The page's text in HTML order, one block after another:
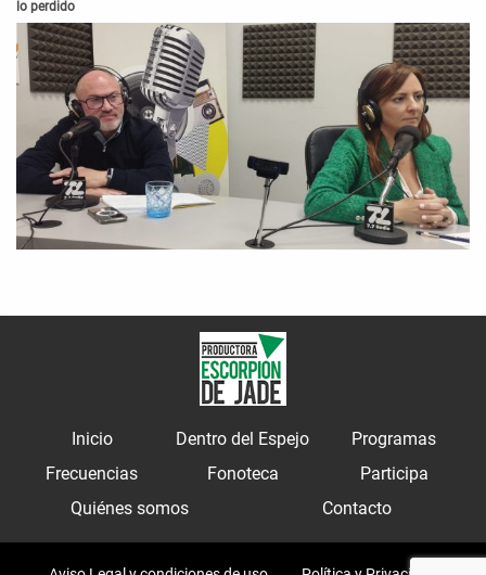
lo perdido
Inicio Dentro del Espejo
Programas
Frecuencias
Fonoteca
Participa
Quiénes somos
Contacto